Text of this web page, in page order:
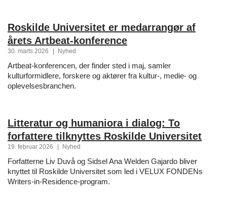
Roskilde Universitet er medarrangør af
årets Artbeat-konference
30. marts 2026 | Nyhed
Artbeat-konferencen, der finder sted i maj, samler
kulturformidlere, forskere og aktører fra kultur-, medie- og
oplevelsesbranchen.
Litteratur og humaniora i dialog: To
forfattere tilknyttes Roskilde Universitet
19. februar 2026 | Nyhed
Forfatterne Liv Duvå og Sidsel Ana Welden Gajardo bliver
knyttet til Roskilde Universitet som led i VELUX FONDENs
Writers-in-Residence-program.